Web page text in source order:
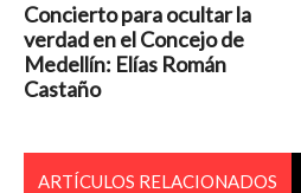
Concierto para ocultar la
verdad en el Concejo de
Medellín: Elías Román
Castaño
ARTÍCULOS RELACIONADOS